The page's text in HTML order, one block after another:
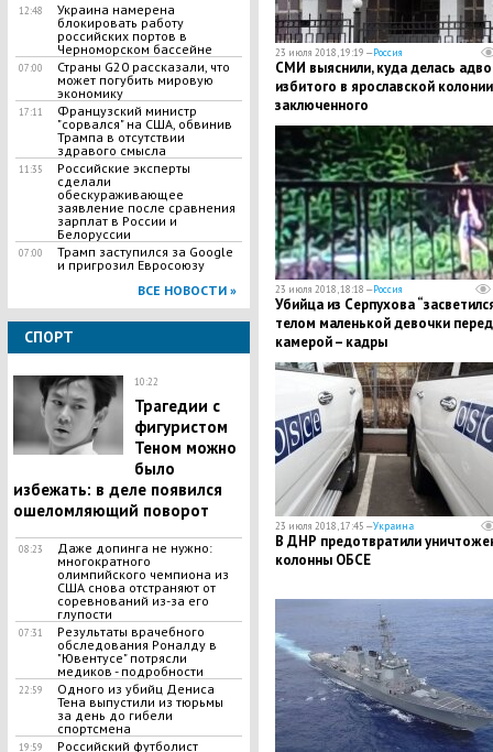
12:48
Украина намерена
блокировать работу
российских портов в
Черноморском бассейне
07:00
Страны G20 рассказали, что
может погубить мировую
экономику
17:11
Французский министр
"сорвался" на США, обвинив
Трампа в отсутствии
здравого смысла
11:35
Российские эксперты
сделали
обескураживающее
заявление после сравнения
зарплат в России и
Белоруссии
07:00
Трамп заступился за Google
и пригрозил Евросоюзу
ВСЕ НОВОСТИ »
СПОРТ
10:22
Трагедии с
фигуристом
Теном можно
было
избежать: в деле появился
ошеломляющий поворот
08:23
Даже допинга не нужно:
многократного
олимпийского чемпиона из
США снова отстраняют от
соревнований из-за его
глупости
07:31
​Результаты врачебного
обследования Роналду в
"Ювентусе" потрясли
медиков - подробности
22:59
Одного из убийц Дениса
Тена выпустили из тюрьмы
за день до гибели
спортсмена
19:59
Российский футболист
23 июля 2018, 19:19 —Россия
СМИ выяснили, куда делась
избитого в ярославской колонии
заключенного
23 июля 2018, 18:18 —Россия
Убийца из Серпухова
телом маленькой девочки перед
камерой – кадры
23 июля 2018, 17:45 —Украина
В ДНР предотвратили
колонны ОБСЕ